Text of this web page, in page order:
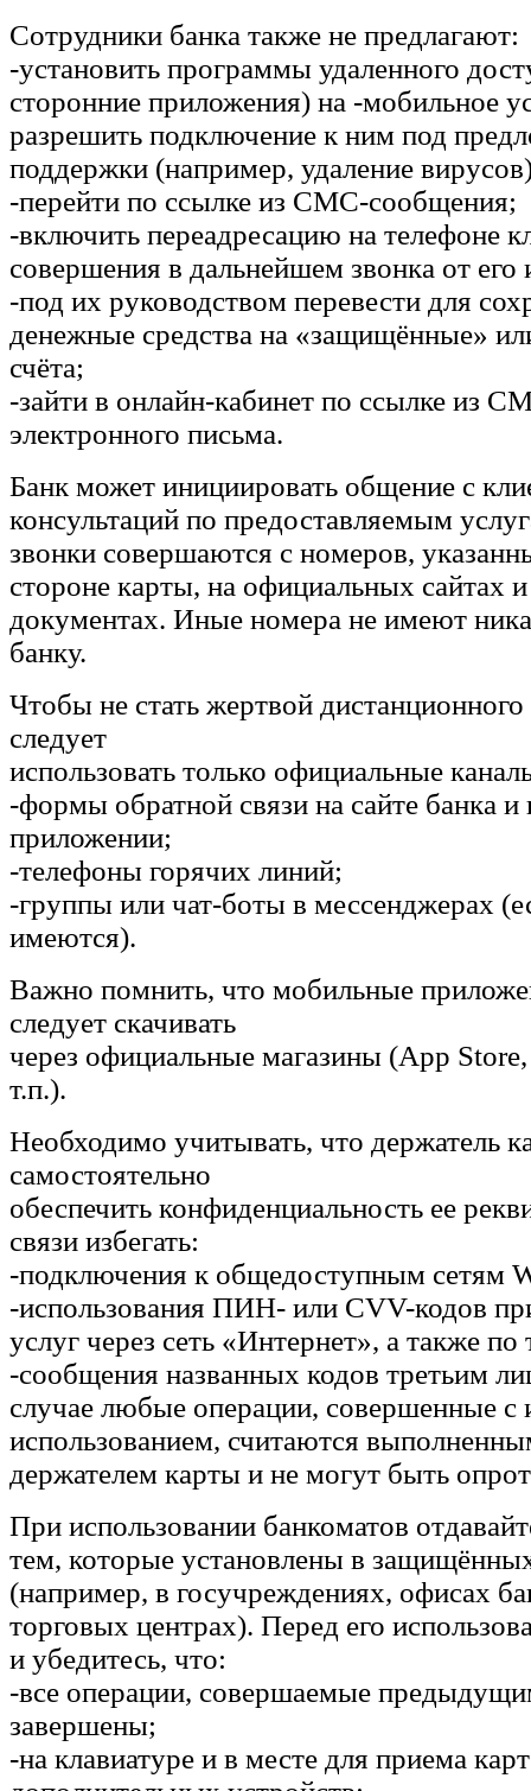
Сотрудники банка также не предлагают:
-установить программы удаленного
сторонние приложения) на -мобильное
разрешить подключение к ним под
поддержки (например, удаление
-перейти по ссылке из СМС-сообщения;
-включить переадресацию на телефоне
совершения в дальнейшем звонка от его
-под их руководством перевести для
денежные средства на «защищённые»
счёта;
-зайти в онлайн-кабинет по ссылке из
электронного письма.
Банк может инициировать общение с
консультаций по предоставляемым
звонки совершаются с номеров,
стороне карты, на официальных сайтах
документах. Иные номера не имеют
банку.
Чтобы не стать жертвой
следует
использовать только официальные
-формы обратной связи на сайте банка
приложении;
-телефоны горячих линий;
-группы или чат-боты в мессенджерах
имеются).
Важно помнить, что мобильные
следует скачивать
через официальные магазины (App
т.п.).
Необходимо учитывать, что держатель
самостоятельно
обеспечить конфиденциальность ее
связи избегать:
-подключения к общедоступным сетям
-использования ПИН- или CVV-кодов
услуг через сеть «Интернет», а также
-сообщения названных кодов третьим
случае любые операции, совершенные с
использованием, считаются
держателем карты и не могут быть
При использовании банкоматов
тем, которые установлены в
(например, в госучреждениях, офисах
торговых центрах). Перед его
и убедитесь, что:
-все операции, совершаемые
завершены;
-на клавиатуре и в месте для приема